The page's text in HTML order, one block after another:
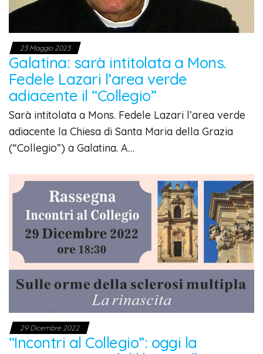
23 Maggio 2023
Galatina: sarà intitolata a Mons.
Fedele Lazari l’area verde
adiacente il “Collegio”
Sarà intitolata a Mons. Fedele Lazari l’area verde
adiacente la Chiesa di Santa Maria della Grazia
(“Collegio”) a Galatina. A…
29 Dicembre 2022
“Incontri al Collegio”: oggi la